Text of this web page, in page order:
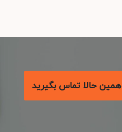
همین حالا تماس بگیرید